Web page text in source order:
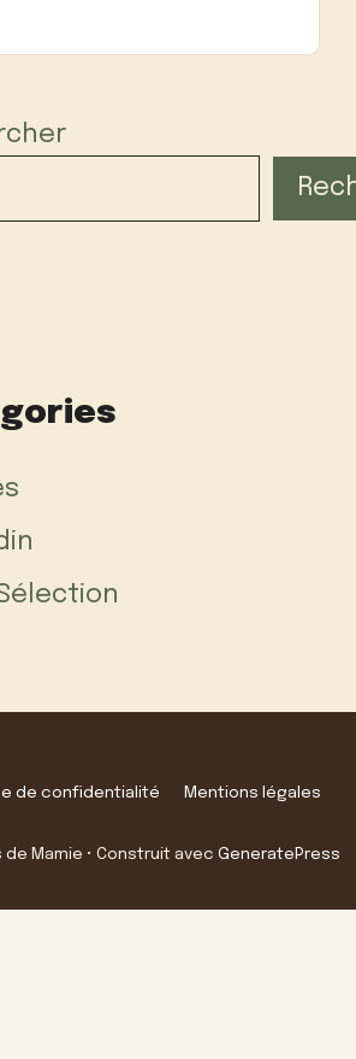
de confidentialité Mentions légales
Mamie • Construit avec GeneratePress